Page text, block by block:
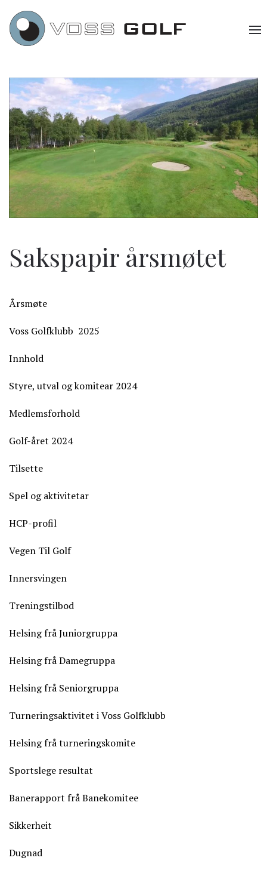
Sakspapir årsmøtet
Årsmøte
Voss Golfklubb 2025
Innhold
Styre, utval og komitear 2024
Medlemsforhold
Golf-året 2024
Tilsette
Spel og aktivitetar
HCP-profil
Vegen Til Golf
Innersvingen
Treningstilbod
Helsing frå Juniorgruppa
Helsing frå Damegruppa
Helsing frå Seniorgruppa
Turneringsaktivitet i Voss Golfklubb
Helsing frå turneringskomite
Sportslege resultat
Banerapport frå Banekomitee
Sikkerheit
Dugnad